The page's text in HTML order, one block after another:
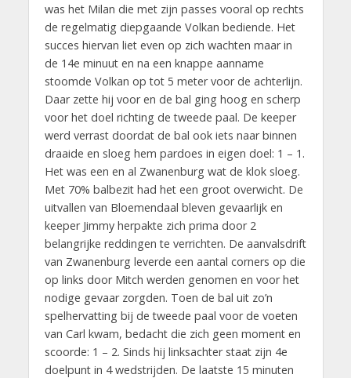
was het Milan die met zijn passes vooral op rechts
de regelmatig diepgaande Volkan bediende. Het
succes hiervan liet even op zich wachten maar in
de 14e minuut en na een knappe aanname
stoomde Volkan op tot 5 meter voor de achterlijn.
Daar zette hij voor en de bal ging hoog en scherp
voor het doel richting de tweede paal. De keeper
werd verrast doordat de bal ook iets naar binnen
draaide en sloeg hem pardoes in eigen doel: 1 – 1.
Het was een en al Zwanenburg wat de klok sloeg.
Met 70% balbezit had het een groot overwicht. De
uitvallen van Bloemendaal bleven gevaarlijk en
keeper Jimmy herpakte zich prima door 2
belangrijke reddingen te verrichten. De aanvalsdrift
van Zwanenburg leverde een aantal corners op die
op links door Mitch werden genomen en voor het
nodige gevaar zorgden. Toen de bal uit zo’n
spelhervatting bij de tweede paal voor de voeten
van Carl kwam, bedacht die zich geen moment en
scoorde: 1 – 2. Sinds hij linksachter staat zijn 4e
doelpunt in 4 wedstrijden. De laatste 15 minuten